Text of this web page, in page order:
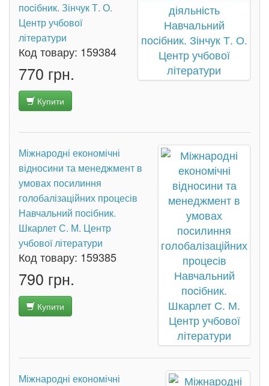
поcібник. Зінчук Т. О.
Центр учбової
літератури
Код товару: 159384
770 грн.
Купити
Міжнародні економічні
відносини та менеджмент в
умовах посилиння
голобалізаційних процесів
Навчальний поcібник.
Шкарлет С. М. Центр
учбової літератури
Код товару: 159385
790 грн.
Купити
Міжнародні економічні